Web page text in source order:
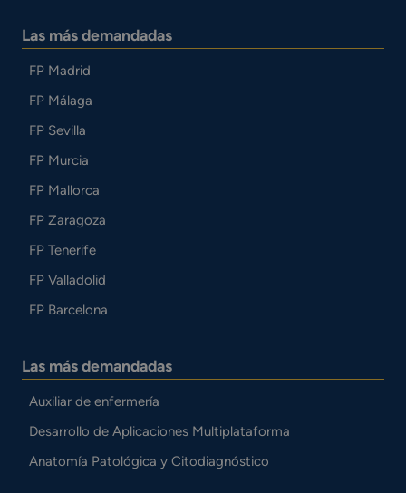
Las más demandadas
FP Madrid
FP Málaga
FP Sevilla
FP Murcia
FP Mallorca
FP Zaragoza
FP Tenerife
FP Valladolid
FP Barcelona
Las más demandadas
Auxiliar de enfermería
Desarrollo de Aplicaciones Multiplataforma
Anatomía Patológica y Citodiagnóstico